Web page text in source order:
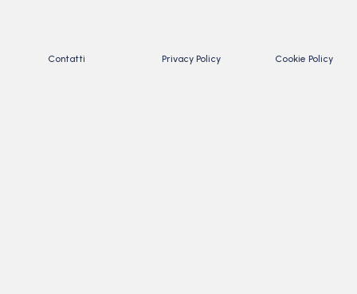
Contatti Privacy Policy Cookie Policy